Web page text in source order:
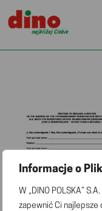
Informacje o
W „DINO POLSKA”
zapewnić Ci